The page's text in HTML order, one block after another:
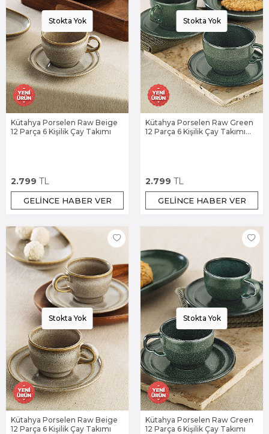
Stokta Yok
Kütahya Porselen Raw Beige
12 Parça 6 Kişilik Çay Takımı
2.799 TL
GELINCE HABER VER
Stokta Yok
Kütahya Porselen Raw Green
12 Parça 6 Kişilik Çay Takımı
2.799 TL
GELINCE HABER VER
Stokta Yok
Kütahya Porselen Raw Beige
12 Parça 6 Kişilik Çay Takımı
Stokta Yok
Kütahya Porselen Raw Green
12 Parça 6 Kişilik Çay Takımı